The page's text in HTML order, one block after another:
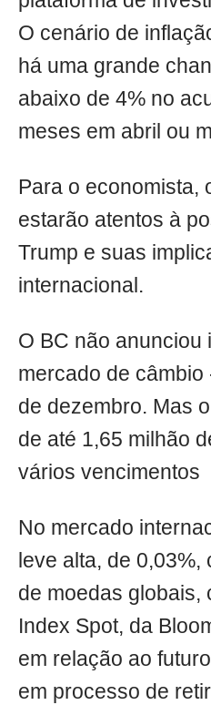
O cenário de
há uma grande
abaixo de 4% no
meses em abril ou
Para o economista,
estarão atentos à
Trump e suas
internacional.
O BC não anunciou
mercado de câmbio
de dezembro. Mas
de até 1,65 milhão
vários vencimentos
No mercado
leve alta, de
de moedas globais,
Index Spot, da
em relação ao
em processo de